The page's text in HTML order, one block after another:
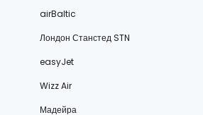
airBaltic
Лондон Станстед STN
easyJet
Wizz Air
Мадейра